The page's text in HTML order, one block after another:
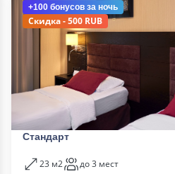
+100 бонусов за ночь
Скидка - 500 RUB
Стандарт
23 м2
до 3 мест